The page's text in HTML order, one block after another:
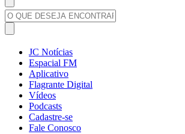
JC Notícias
Espacial FM
Aplicativo
Flagrante Digital
Vídeos
Podcasts
Cadastre-se
Fale Conosco